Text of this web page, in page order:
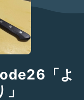
「よ